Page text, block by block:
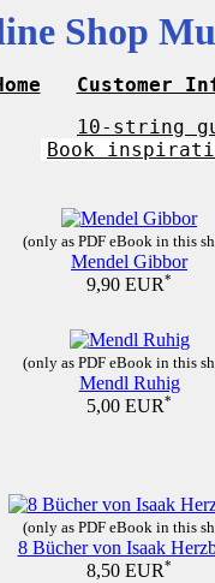
Shop
Customer
10-string
Book
(only as PDF eBook in this
Mendel Gibbor
9,90 EUR*
(only as PDF eBook in this
Mendl Ruhig
5,00 EUR*
(only as PDF eBook in this
8 Bücher von Isaak
8,50 EUR*